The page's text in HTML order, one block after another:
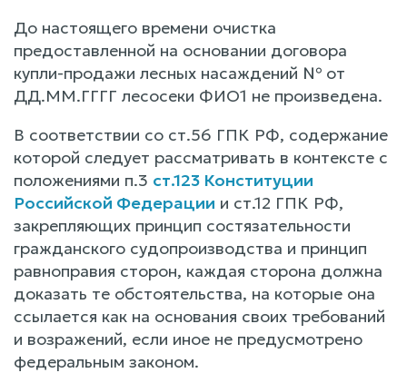
До настоящего времени очистка
предоставленной на основании договора
купли-продажи лесных насаждений № от
ДД.ММ.ГГГГ лесосеки ФИО1 не произведена.
В соответствии со ст.56 ГПК РФ, содержание
которой следует рассматривать в контексте с
положениями п.3 ст.123 Конституции
Российской Федерации и ст.12 ГПК РФ,
закрепляющих принцип состязательности
гражданского судопроизводства и принцип
равноправия сторон, каждая сторона должна
доказать те обстоятельства, на которые она
ссылается как на основания своих требований
и возражений, если иное не предусмотрено
федеральным законом.